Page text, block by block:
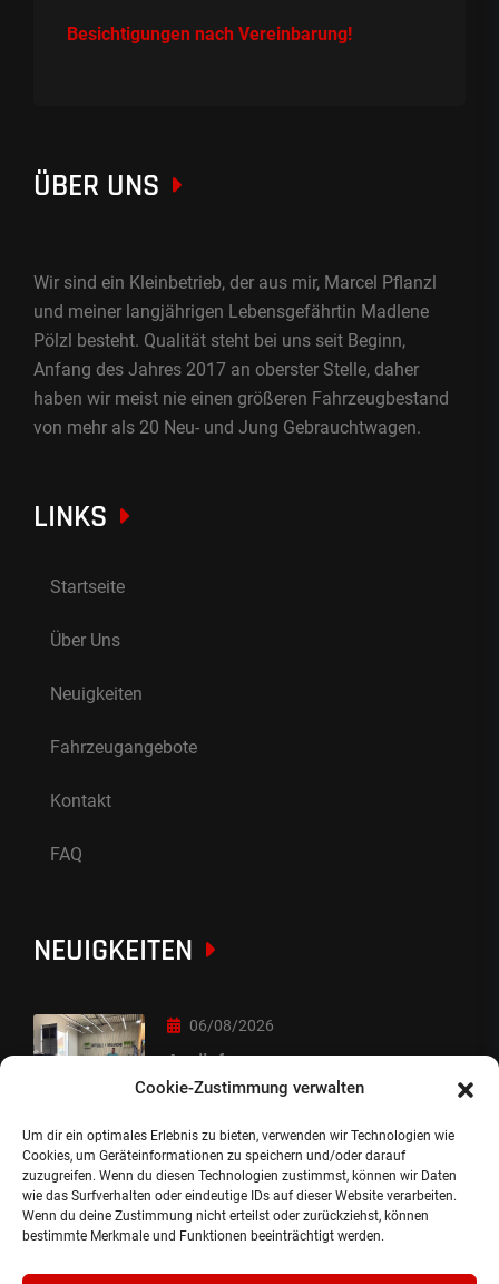
Cookie-Zustimmung verwalten
Um dir ein optimales Erlebnis zu bieten, verwenden wir Technologien wie
Cookies, um Geräteinformationen zu speichern und/oder darauf
zuzugreifen. Wenn du diesen Technologien zustimmst, können wir Daten
wie das Surfverhalten oder eindeutige IDs auf dieser Website verarbeiten.
Wenn du deine Zustimmung nicht erteilst oder zurückziehst, können
bestimmte Merkmale und Funktionen beeinträchtigt werden.
Besichtigungen nach Vereinbarung!
ÜBER UNS
Wir sind ein Kleinbetrieb, der aus mir, Marcel Pflanzl
und meiner langjährigen Lebensgefährtin Madlene
Pölzl besteht. Qualität steht bei uns seit Beginn,
Anfang des Jahres 2017 an oberster Stelle, daher
haben wir meist nie einen größeren Fahrzeugbestand
von mehr als 20 Neu- und Jung Gebrauchtwagen.
LINKS
Startseite
Über Uns
Neuigkeiten
Fahrzeugangebote
Kontakt
FAQ
NEUIGKEITEN
06/08/2026
Auslieferung
05/08/2026
Auslieferung :-)